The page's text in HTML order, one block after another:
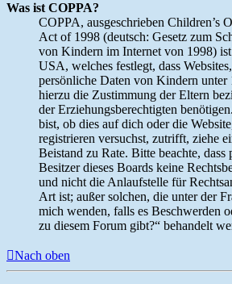
Was ist COPPA?
COPPA, ausgeschrieben Children’s
Act of 1998 (deutsch: Gesetz zum
von Kindern im Internet von 1998)
USA, welches festlegt, dass
persönliche Daten von Kindern unter
hierzu die Zustimmung der Eltern
der Erziehungsberechtigten
bist, ob dies auf dich oder die
registrieren versuchst, zutrifft, ziehe
Beistand zu Rate. Bitte beachte,
Besitzer dieses Boards keine
und nicht die Anlaufstelle für
Art ist; außer solchen, die unter der
mich wenden, falls es Beschwerden
zu diesem Forum gibt?“ behandelt
Nach oben